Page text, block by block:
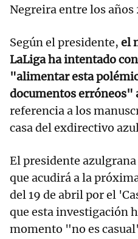
Negreira entre los años
Según el presidente, el
LaLiga ha intentado
"alimentar esta
documentos erróneos"
referencia a los
casa del exdirectivo
El presidente
que acudirá a la
del 19 de abril por el
que esta investigación
momento "no es